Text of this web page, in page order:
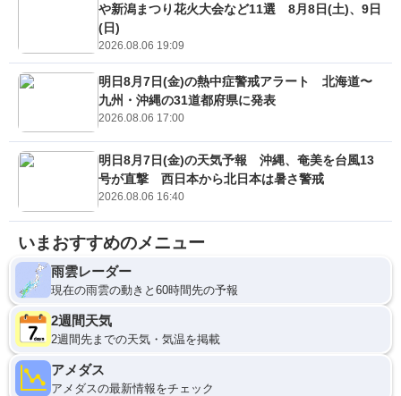
や新潟まつり花火大会など11選 8月8日(土)、9日
(日)
2026.08.06 19:09
明日8月7日(金)の熱中症警戒アラート 北海道〜
九州・沖縄の31道都府県に発表
2026.08.06 17:00
明日8月7日(金)の天気予報 沖縄、奄美を台風13
号が直撃 西日本から北日本は暑さ警戒
2026.08.06 16:40
いまおすすめのメニュー
雨雲レーダー
現在の雨雲の動きと60時間先の予報
2週間天気
2週間先までの天気・気温を掲載
アメダス
アメダスの最新情報をチェック